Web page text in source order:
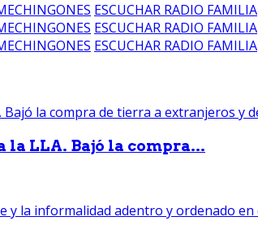
ESCUCHAR RADIO FAMILIA
ESCUCHAR RADIO FAMILIA
ESCUCHAR RADIO FAMILIA
LLA. Bajó la compra...